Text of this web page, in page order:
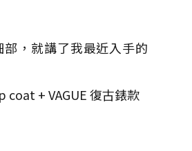
，就講了我最近入手的
coat + VAGUE 復古錶款